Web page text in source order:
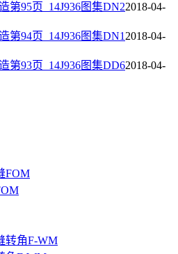
第95页_14J936图集DN22018-04-
第94页_14J936图集DN1 2018-04-
第93页_14J936图集DD62018-04-